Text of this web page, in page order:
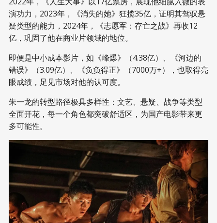
演功力，2023年，《消失的她》狂揽35亿，证明其驾驭悬
疑类型的能力，2024年，《志愿军：存亡之战》再收12
亿，巩固了他在商业片领域的地位。
即便是中小成本影片，如《峰爆》（4.38亿）、《河边的
错误》（3.09亿）、《负负得正》（7000万+），也取得亮
眼成绩，足见市场对他的认可度。
朱一龙的转型路径极具多样性：文艺、悬疑、战争等类型
全面开花，每一个角色都突破舒适区，为国产电影带来更
多可能性。